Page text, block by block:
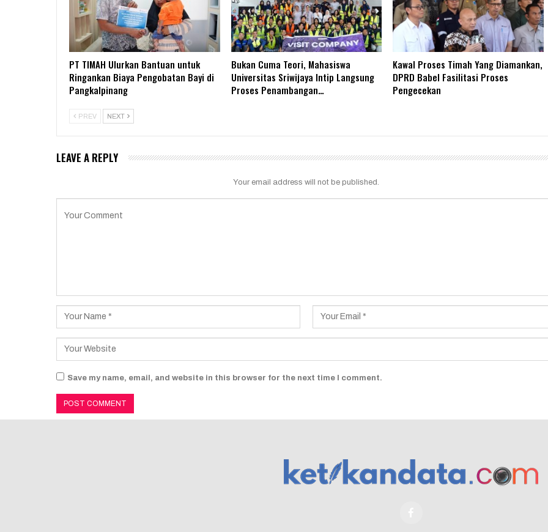
PT TIMAH Ulurkan Bantuan untuk
Ringankan Biaya Pengobatan Bayi di
Pangkalpinang
Bukan Cuma Teori, Mahasiswa
Universitas Sriwijaya Intip Langsung
Proses Penambangan…
Kawal Proses Timah Yang Diamankan,
DPRD Babel Fasilitasi Proses
Pengecekan
PREV NEXT
LEAVE A REPLY
Your email address will not be published.
Save my name, email, and website in this browser for the next time I comment.